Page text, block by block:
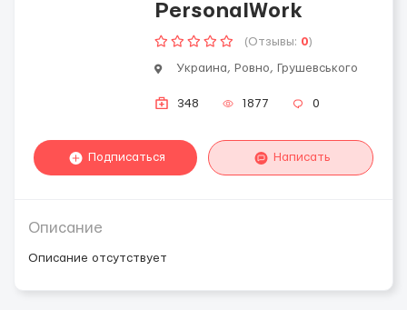
PersonalWork
(Отзывы: 0)
Украина, Ровно, Грушевського
348 1877 0
Подписаться Написать
Описание
Описание отсутствует